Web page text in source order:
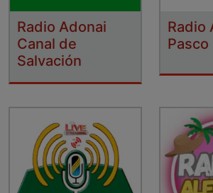
Radio Adonai
Canal de
Salvación
Radio
Pasco